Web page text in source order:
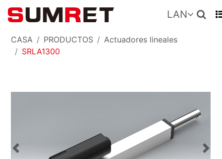
LAN
CASA PRODUCTOS
Actuadores lineales
SRLA1300
Previous